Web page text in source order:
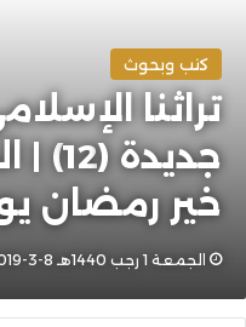
كتب وبحوث
تراثنا
خير رمضان
الجمعة 1 رجب 1440هـ 8-3-2019م